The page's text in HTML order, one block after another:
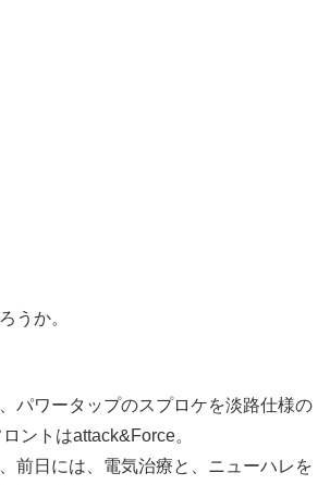
うか。
パワータップのスプロケを淡路仕様の
ントはattack&Force。
前日には、電気治療と、ニューハレを